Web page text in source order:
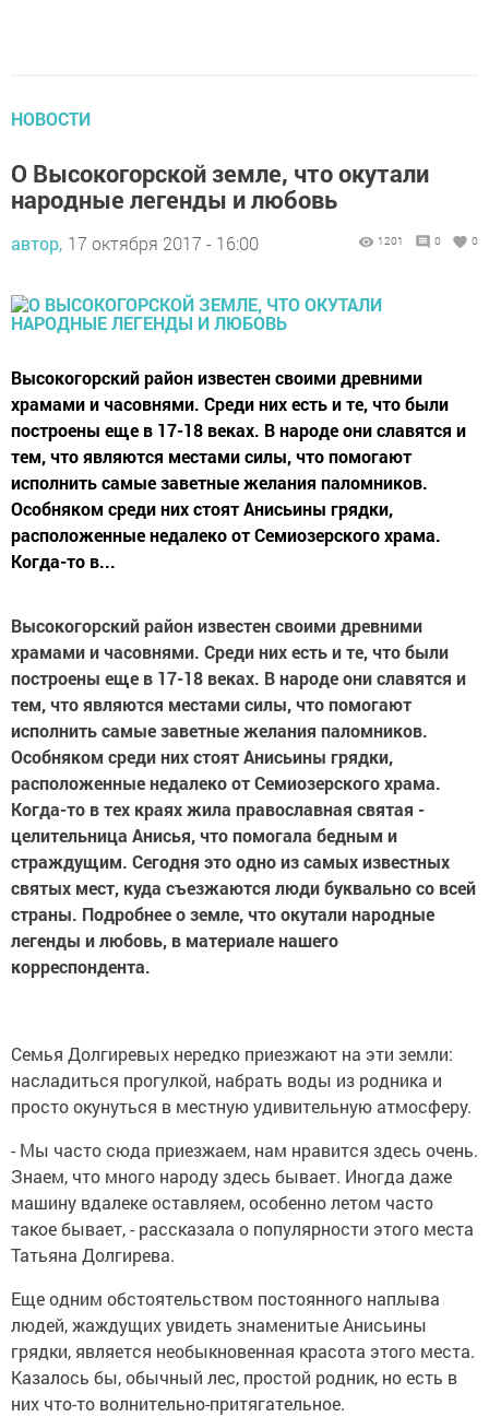
НОВОСТИ
О Высокогорской земле, что окутали
народные легенды и любовь
автор, 17 октября 2017 - 16:00 1201 0 0
Высокогорский район известен своими древними
храмами и часовнями. Среди них есть и те, что были
построены еще в 17-18 веках. В народе они славятся и
тем, что являются местами силы, что помогают
исполнить самые заветные желания паломников.
Особняком среди них стоят Анисьины грядки,
расположенные недалеко от Семиозерского храма.
Когда-то в...
Высокогорский район известен своими древними
храмами и часовнями. Среди них есть и те, что были
построены еще в 17-18 веках. В народе они славятся и
тем, что являются местами силы, что помогают
исполнить самые заветные желания паломников.
Особняком среди них стоят Анисьины грядки,
расположенные недалеко от Семиозерского храма.
Когда-то в тех краях жила православная святая -
целительница Анисья, что помогала бедным и
страждущим. Сегодня это одно из самых известных
святых мест, куда съезжаются люди буквально со всей
страны. Подробнее о земле, что окутали народные
легенды и любовь, в материале нашего
корреспондента.
Семья Долгиревых нередко приезжают на эти земли:
насладиться прогулкой, набрать воды из родника и
просто окунуться в местную удивительную атмосферу.
- Мы часто сюда приезжаем, нам нравится здесь очень.
Знаем, что много народу здесь бывает. Иногда даже
машину вдалеке оставляем, особенно летом часто
такое бывает, - рассказала о популярности этого места
Татьяна Долгирева.
Еще одним обстоятельством постоянного наплыва
людей, жаждущих увидеть знаменитые Анисьины
грядки, является необыкновенная красота этого места.
Казалось бы, обычный лес, простой родник, но есть в
них что-то волнительно-притягательное.